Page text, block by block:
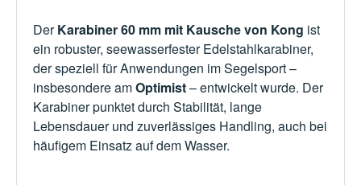
DerKarabiner 60 mm mit Kausche von Kong ist
ein robuster, seewasserfester Edelstahlkarabiner,
der speziell für Anwendungen im Segelsport –
insbesondere amOptimist– entwickelt wurde. Der
Karabiner punktet durch Stabilität, lange
Lebensdauer und zuverlässiges Handling, auch bei
häufigem Einsatz auf dem Wasser.